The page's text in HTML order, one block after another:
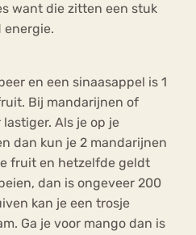
want die zitten een stuk
energie.
en een sinaasappel is 1
Bij mandarijnen of
Als je op je
dan kun je 2 mandarijnen
fruit en hetzelfde geldt
dan is ongeveer 200
kan je een trosje
Ga je voor mango dan is